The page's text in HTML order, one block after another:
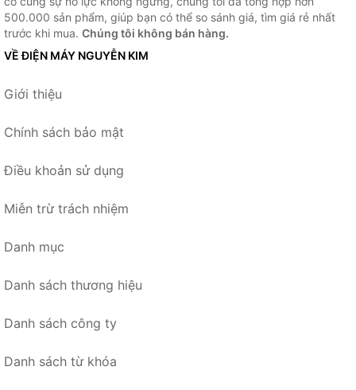
500.000 sản phẩm, giúp bạn có thể so sánh giá, tìm giá rẻ nhất
trước khi mua. Chúng tôi không bán hàng.
VỀ ĐIỆN MÁY NGUYỄN KIM
Giới thiệu
Chính sách bảo mật
Điều khoản sử dụng
Miễn trừ trách nhiệm
Danh mục
Danh sách thương hiệu
Danh sách công ty
Danh sách từ khóa